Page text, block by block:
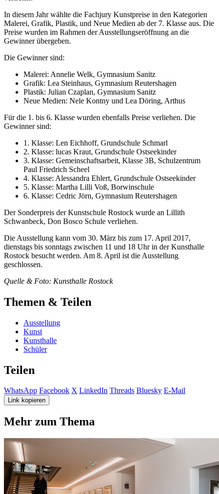
In diesem Jahr wählte die Fachjury Kunstpreise in den Kategorien
Malerei, Grafik, Plastik, und Neue Medien ab der 7. Klasse aus. Die
Preise wurden im Rahmen der Ausstellungseröffnung an die
Gewinner übergeben.
Die Gewinner sind:
Malerei: Annelie Welk, Gymnasium Sanitz
Grafik: Lea Steinhaus, Gymnasium Reutershagen
Plastik: Julian Czaplan, Gymnasium Sanitz
Neue Medien: Nele Kontny und Lea Döring, Arthus
Für die 1. bis 6. Klasse wurden ebenfalls Preise verliehen. Die
Gewinner sind:
1. Klasse: Len Eichhoff, Grundschule Schmarl
2. Klasse: lucas Kraut, Grundschule Ostseekinder
3. Klasse: Gemeinschaftsarbeit, Klasse 3B, Schulzentrum
Paul Friedrich Scheel
4. Klasse: Alessandra Ehlert, Grundschule Ostseekinder
5. Klasse: Martha Lilli Voß, Borwinschule
6. Klasse: Cedric Jörn, Gymnasium Reutershagen
Der Sonderpreis der Kunstschule Rostock wurde an Lillith
Schwanbeck, Don Bosco Schule verliehen.
Die Ausstellung kann vom 30. März bis zum 17. April 2017,
dienstags bis sonntags zwischen 11 und 18 Uhr in der Kunsthalle
Rostock besucht werden. Am 8. April ist die Ausstellung
geschlossen.
Quelle & Foto: Kunsthalle Rostock
Themen & Teilen
Ausstellung
Kunst
Kunsthalle
Schüler
Teilen
WhatsApp Facebook X LinkedIn Threads Bluesky E-Mail
Link kopieren
Mehr zum Thema